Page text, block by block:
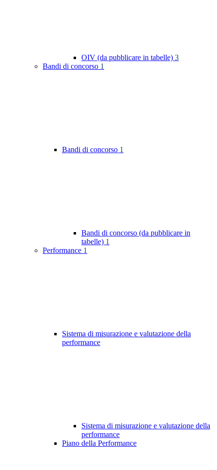
OIV (da pubblicare in tabelle) 3
Bandi di concorso 1
Bandi di concorso 1
Bandi di concorso (da pubblicare in
tabelle) 1
Performance 1
Sistema di misurazione e valutazione della
performance
Sistema di misurazione e valutazione della
performance
Piano della Performance